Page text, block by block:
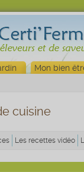
Mon bien
cuisine
Les recettes vidéo